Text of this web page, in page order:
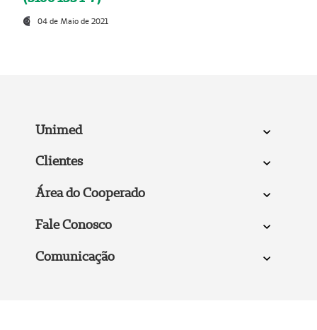
04 de Maio de 2021
Unimed
Clientes
Área do Cooperado
Fale Conosco
Comunicação